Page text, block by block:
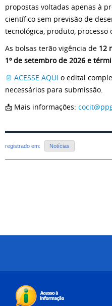
propostas voltadas apenas à
científico sem previsão de
tecnológica, produto, processo
As bolsas terão vigência de 12
1º de setembro de 2026 e
📄 ACESSE AQUI o edital
necessários para submissão.
📩 Mais informações:
registrado em: Notícias